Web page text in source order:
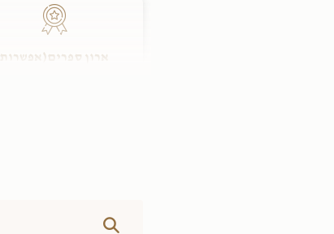
ארון ספרים(אפשרות
system(אפשרות להקדשה)